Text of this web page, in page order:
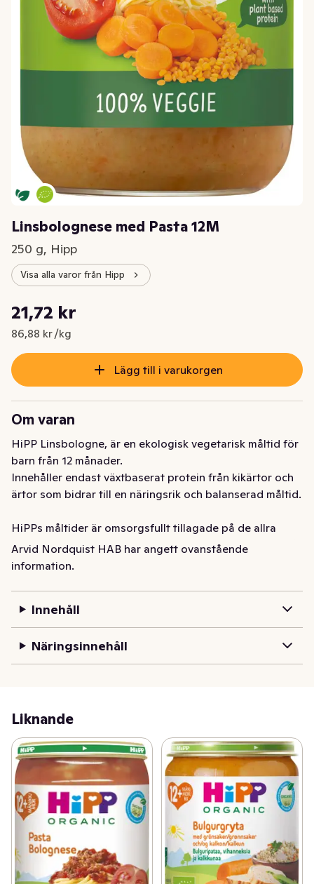
Linsbolognese med Pasta 12M
250 g, Hipp
Visa alla varor från Hipp
Nuvarande pris är: 21,72 kr
21,72 kr
86,88 kr /kg
Styckpris: 86,88 kr /kg
Lägg till i varukorgen
Om varan
HiPP Linsbologne, är en ekologisk vegetarisk måltid för
barn från 12 månader.
Innehåller endast växtbaserat protein från kikärtor och
ärtor som bidrar till en näringsrik och balanserad måltid.
HiPPs måltider är omsorgsfullt tillagade på de allra
bästa ekologiska råvarorna. Det är därför de smakar så
mycket - och så gott! För att erbjuda variation har vi
recept är utvecklade tillsammans med näringsexperter,
så att du kan vara säker på att ditt barn får i sig alla
nyttigheter barnet behöver.
Arvid Nordquist HAB har angett ovanstående
information.
Innehåll
Näringsinnehåll
Liknande